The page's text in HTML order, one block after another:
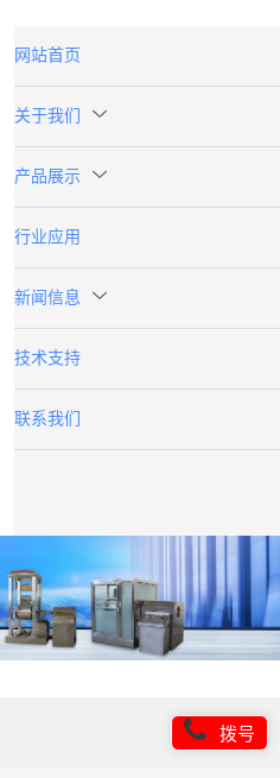
网站首页
关于我们
产品展示
行业应用
新闻信息
技术支持
联系我们
拨号